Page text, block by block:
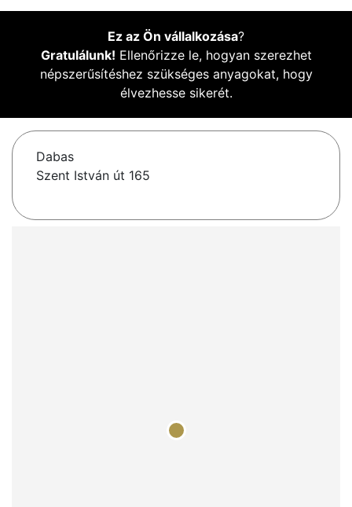
Ez az Ön vállalkozása?
Gratulálunk! Ellenőrizze le, hogyan szerezhet
népszerűsítéshez szükséges anyagokat, hogy
élvezhesse sikerét.
Dabas
Szent István út 165